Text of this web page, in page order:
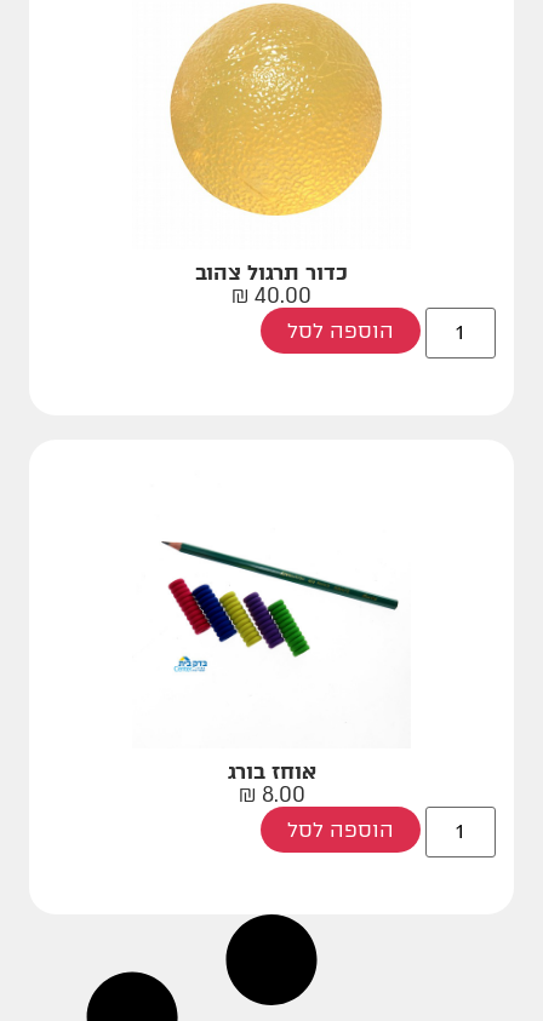
כדור תרגול צהוב
40.00
₪
הוספה לסל
אוחז בורג
8.00
₪
הוספה לסל